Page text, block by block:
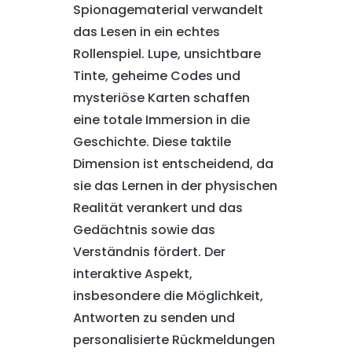
Spionagematerial verwandelt
das Lesen in ein echtes
Rollenspiel. Lupe, unsichtbare
Tinte, geheime Codes und
mysteriöse Karten schaffen
eine totale Immersion in die
Geschichte. Diese taktile
Dimension ist entscheidend, da
sie das Lernen in der physischen
Realität verankert und das
Gedächtnis sowie das
Verständnis fördert. Der
interaktive Aspekt,
insbesondere die Möglichkeit,
Antworten zu senden und
personalisierte Rückmeldungen